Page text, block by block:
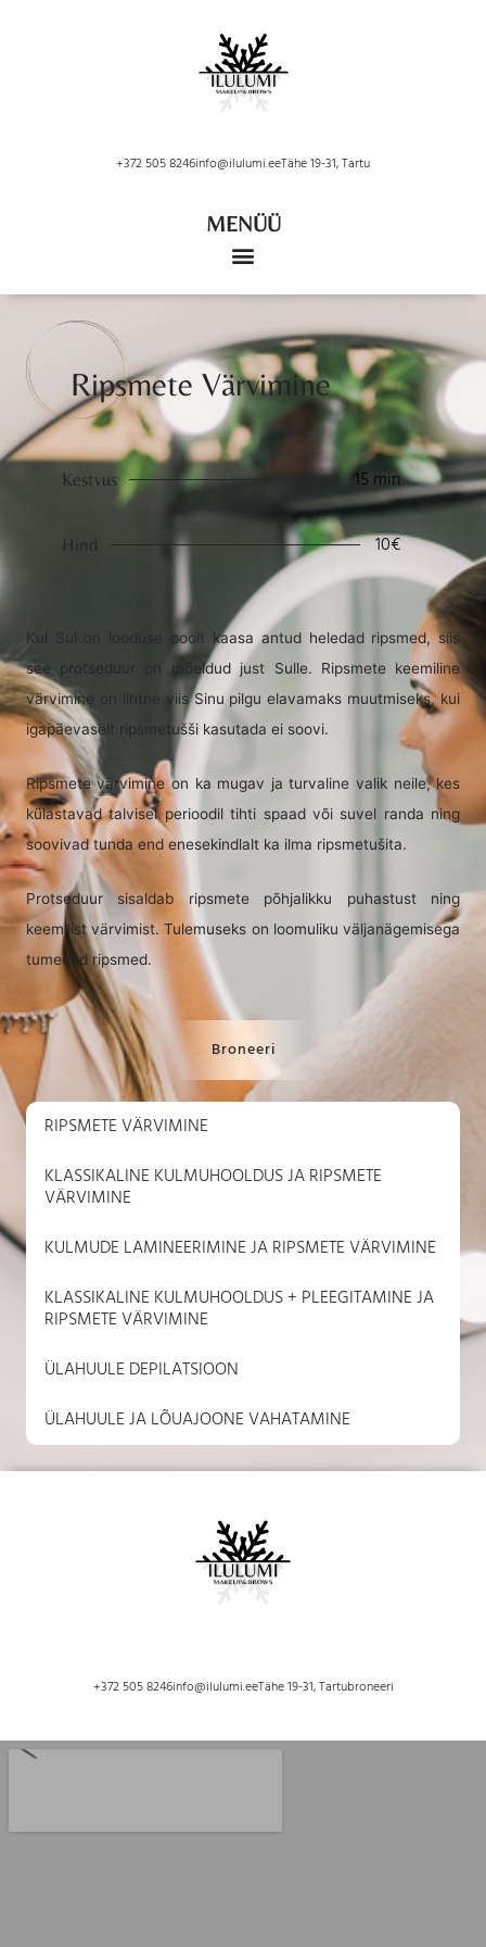
+372 505 8246info@ilulumi.eeTähe 19-31, Tartu
MENÜÜ
Ripsmete Värvimine
Kui Sul on looduse poolt kaasa antud heledad ripsmed, siis
see protseduur on mõeldud just Sulle. Ripsmete keemiline
värvimine on lihtne viis Sinu pilgu elavamaks muutmiseks, kui
igapäevaselt ripsmetušši kasutada ei soovi.
Ripsmete värvimine on ka mugav ja turvaline valik neile, kes
külastavad talvisel perioodil tihti spaad või suvel randa ning
soovivad tunda end enesekindlalt ka ilma ripsmetušita.
Protseduur sisaldab ripsmete põhjalikku puhastust ning
keemilist värvimist. Tulemuseks on loomuliku väljanägemisega
tumedad ripsmed.
Broneeri
RIPSMETE VÄRVIMINE
KLASSIKALINE KULMUHOOLDUS JA RIPSMETE
VÄRVIMINE
KULMUDE LAMINEERIMINE JA RIPSMETE VÄRVIMINE
KLASSIKALINE KULMUHOOLDUS + PLEEGITAMINE JA
RIPSMETE VÄRVIMINE
ÜLAHUULE DEPILATSIOON
ÜLAHUULE JA LÕUAJOONE VAHATAMINE
Kestvus 15 min
Hind 10€
+372 505 8246info@ilulumi.eeTähe 19-31, Tartubroneeri